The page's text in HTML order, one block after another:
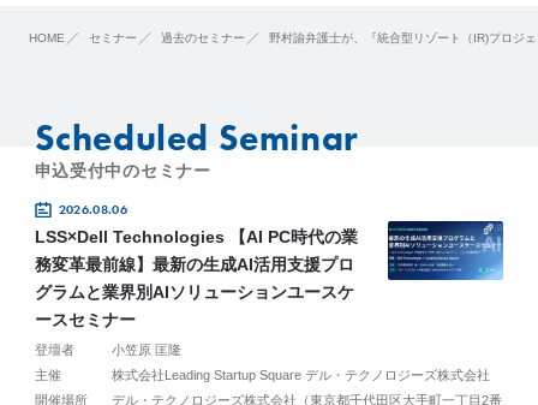
HOME セミナー 過去のセミナー 野村諭弁護士が、『統合型リゾート（IR)プロジ
Scheduled Seminar
申込受付中のセミナー
2026.08.06
LSS×Dell Technologies 【AI PC時代の業
務変革最前線】最新の生成AI活用支援プロ
グラムと業界別AIソリューションユースケ
ースセミナー
登壇者
小笠原 匡隆
主催
株式会社Leading Startup Square デル・テクノロジーズ株式会社
開催場所
デル・テクノロジーズ株式会社（東京都千代田区大手町一丁目2番